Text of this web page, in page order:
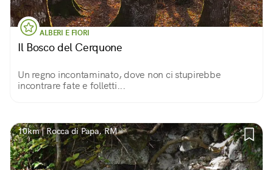
ALBERI E FIORI
Il Bosco del Cerquone
Un regno incontaminato, dove non ci stupirebbe
incontrare fate e folletti...
10km | Rocca di Papa, RM